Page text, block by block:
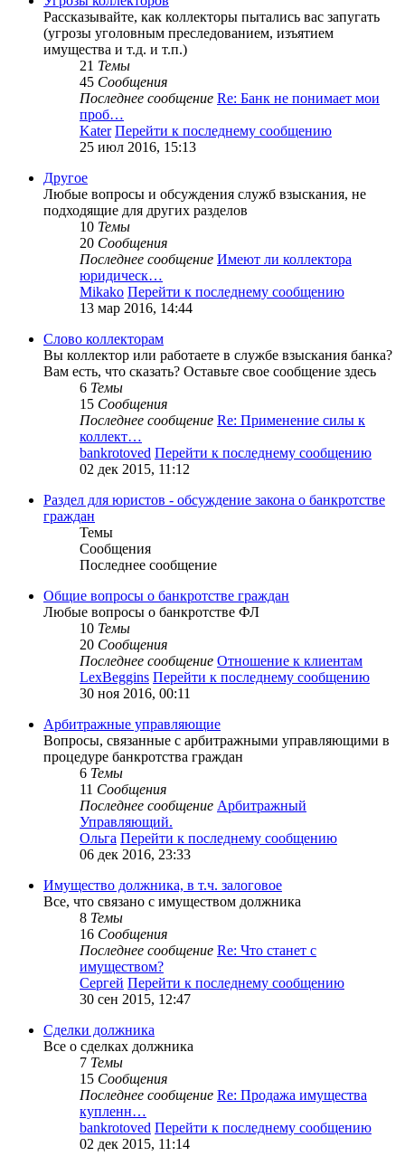
Рассказывайте, как коллекторы пытались вас запугать
(угрозы уголовным преследованием, изъятием
имущества и т.д. и т.п.)
21 Темы
45 Сообщения
Последнее сообщение Re: Банк не понимает мои
проб…
Kater Перейти к последнему сообщению
25 июл 2016, 15:13
Другое
Любые вопросы и обсуждения служб взыскания, не
подходящие для других разделов
10 Темы
20 Сообщения
Последнее сообщение Имеют ли коллектора
юридическ…
Mikako Перейти к последнему сообщению
13 мар 2016, 14:44
Слово коллекторам
Вы коллектор или работаете в службе взыскания банка?
Вам есть, что сказать? Оставьте свое сообщение здесь
6 Темы
15 Сообщения
Последнее сообщение Re: Применение силы к
коллект…
bankrotoved Перейти к последнему сообщению
02 дек 2015, 11:12
Раздел для юристов - обсуждение закона о банкротстве
граждан
Темы
Сообщения
Последнее сообщение
Общие вопросы о банкротстве граждан
Любые вопросы о банкротстве ФЛ
10 Темы
20 Сообщения
Последнее сообщение Отношение к клиентам
LexBeggins Перейти к последнему сообщению
30 ноя 2016, 00:11
Арбитражные управляющие
Вопросы, связанные с арбитражными управляющими в
процедуре банкротства граждан
6 Темы
11 Сообщения
Последнее сообщение Арбитражный
Управляющий.
Ольга Перейти к последнему сообщению
06 дек 2016, 23:33
Имущество должника, в т.ч. залоговое
Все, что связано с имуществом должника
8 Темы
16 Сообщения
Последнее сообщение Re: Что станет с
имуществом?
Сергей Перейти к последнему сообщению
30 сен 2015, 12:47
Сделки должника
Все о сделках должника
7 Темы
15 Сообщения
Последнее сообщение Re: Продажа имущества
купленн…
bankrotoved Перейти к последнему сообщению
02 дек 2015, 11:14